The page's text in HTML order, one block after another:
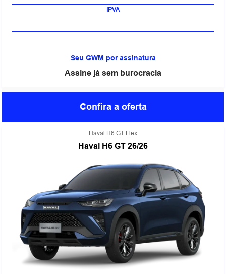
IPVA
Seu GWM por assinatura
Assine já sem burocracia
Confira a oferta
Haval H6 GT Flex
Haval H6 GT 26/26